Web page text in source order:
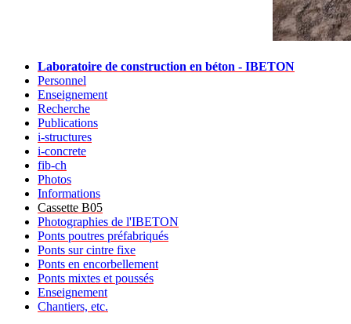
Laboratoire de construction en béton - IBETON
Personnel
Enseignement
Recherche
Publications
i-structures
i-concrete
fib-ch
Photos
Informations
Cassette B05
Photographies de l'IBETON
Ponts poutres préfabriqués
Ponts sur cintre fixe
Ponts en encorbellement
Ponts mixtes et poussés
Enseignement
Chantiers, etc.